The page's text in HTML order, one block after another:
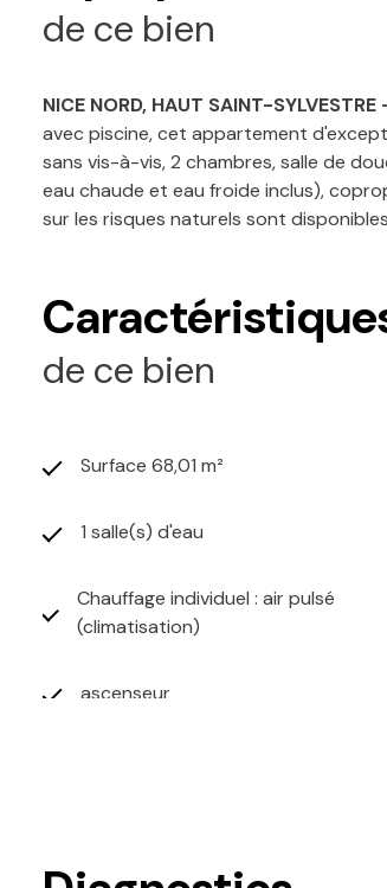
de ce bien
NICE NORD, HAUT SAINT-SYLVESTRE
avec piscine, cet appartement
sans vis-à-vis, 2 chambres, salle de
eau chaude et eau froide inclus),
sur les risques naturels sont
de ce bien
Surface 68,01 m²
1 salle(s) d'eau
Chauffage individuel : air pulsé
(climatisation)
ascenseur